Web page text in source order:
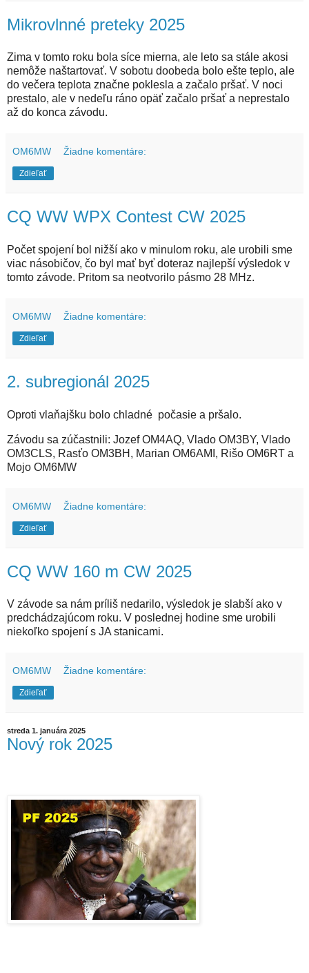
Mikrovlnné preteky 2025
Zima v tomto roku bola síce mierna, ale leto sa stále akosi
nemôže naštartovať. V sobotu doobeda bolo ešte teplo, ale
do večera teplota značne poklesla a začalo pršať. V noci
prestalo, ale v nedeľu ráno opäť začalo pršať a neprestalo
až do konca závodu.
OM6MW Žiadne komentáre:
Zdieľať
CQ WW WPX Contest CW 2025
Počet spojení bol nižší ako v minulom roku, ale urobili sme
viac násobičov, čo byl mať byť doteraz najlepší výsledok v
tomto závode. Pritom sa neotvorilo pásmo 28 MHz.
OM6MW Žiadne komentáre:
Zdieľať
2. subregionál 2025
Oproti vlaňajšku bolo chladné počasie a pršalo.
Závodu sa zúčastnili: Jozef OM4AQ, Vlado OM3BY, Vlado
OM3CLS, Rasťo OM3BH, Marian OM6AMI, Rišo OM6RT a
Mojo OM6MW
OM6MW Žiadne komentáre:
Zdieľať
CQ WW 160 m CW 2025
V závode sa nám príliš nedarilo, výsledok je slabší ako v
predchádzajúcom roku. V poslednej hodine sme urobili
niekoľko spojení s JA stanicami.
OM6MW Žiadne komentáre:
Zdieľať
streda 1. januára 2025
Nový rok 2025